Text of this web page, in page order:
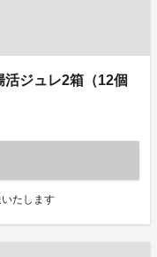
活ジュレ2箱（12個
たします